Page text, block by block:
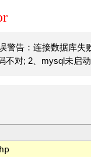
警告：连接数据库失
不对; 2、mysql未启动